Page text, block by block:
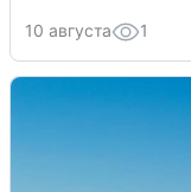
10 августа 1